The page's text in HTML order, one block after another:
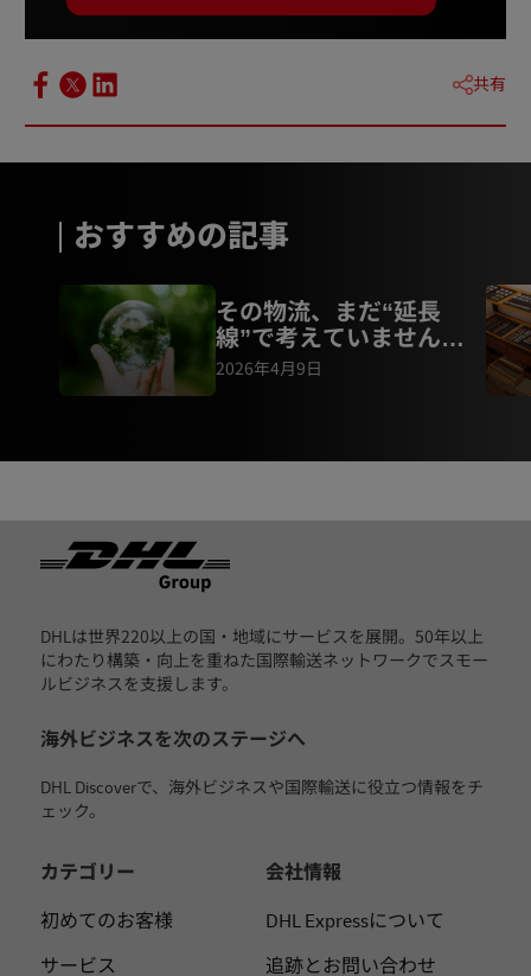
共有
おすすめの記事
その物流、まだ“延長
線”で考えていません
か？脱炭素時代に荷主が
2026年4月9日
フッター
DHLは世界220以上の国・地域にサービスを展開。50年以上
にわたり構築・向上を重ねた国際輸送ネットワークでスモー
ルビジネスを支援します。
海外ビジネスを次のステージへ
DHL Discoverで、海外ビジネスや国際輸送に役立つ情報をチ
ェック。
カテゴリー
初めてのお客様
サービス
会社情報
DHL Expressについて
追跡とお問い合わせ